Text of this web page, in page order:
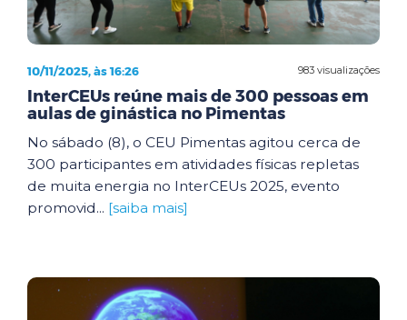
983 visualizações
10/11/2025, às 16:26
InterCEUs reúne mais de 300 pessoas em
aulas de ginástica no Pimentas
No sábado (8), o CEU Pimentas agitou cerca de
300 participantes em atividades físicas repletas
de muita energia no InterCEUs 2025, evento
promovid... [saiba mais]